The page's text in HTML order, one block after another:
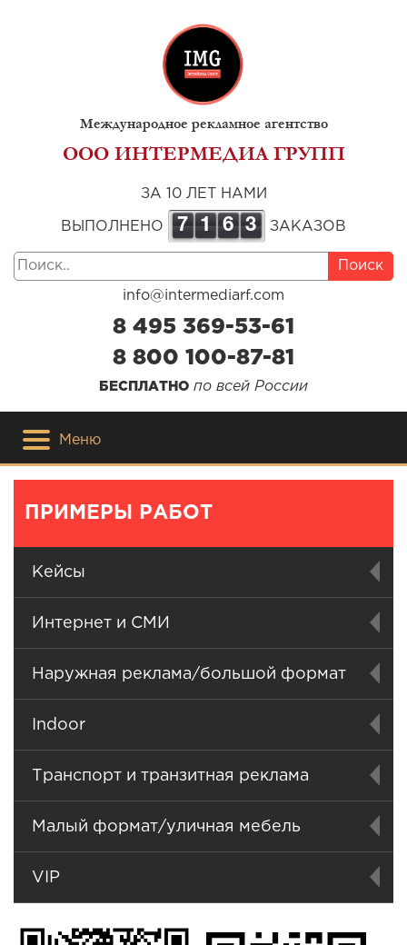
Международное рекламное агентство
ООО ИНТЕРМЕДИА ГРУПП
ЗА 10 ЛЕТ НАМИ
ВЫПОЛНЕНО 7 1 6 3 ЗАКАЗОВ
Поиск
info@intermediarf.com
8 495 369-53-61
8 800 100-87-81
БЕСПЛАТНО по всей России
Меню
ПРИМЕРЫ РАБОТ
Кейсы
Интернет и СМИ
Наружная реклама/большой формат
Indoor
Транспорт и транзитная реклама
Малый формат/уличная мебель
VIP